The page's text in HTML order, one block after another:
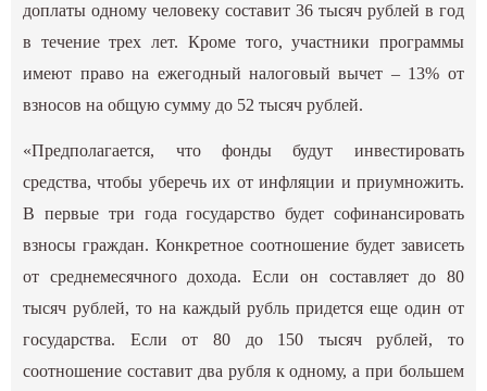
доплаты одному человеку составит 36 тысяч рублей в год
в течение трех лет. Кроме того, участники программы
имеют право на ежегодный налоговый вычет – 13% от
взносов на общую сумму до 52 тысяч рублей.
«Предполагается, что фонды будут инвестировать
средства, чтобы уберечь их от инфляции и приумножить.
В первые три года государство будет софинансировать
взносы граждан. Конкретное соотношение будет зависеть
от среднемесячного дохода. Если он составляет до 80
тысяч рублей, то на каждый рубль придется еще один от
государства. Если от 80 до 150 тысяч рублей, то
соотношение составит два рубля к одному, а при большем